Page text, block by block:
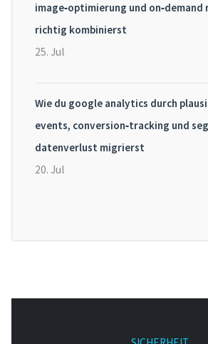
image‑optimierung und
richtig kombinierst
25. Jul
Wie du google analytics durch
events, conversion‑tracking und
datenverlust migrierst
20. Jul